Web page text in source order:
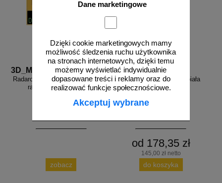
Dane marketingowe
Dzięki cookie marketingowych mamy
możliwość śledzenia ruchu użytkownika
na stronach internetowych, dzięki temu
możemy wyświetlać indywidualnie
dopasowane treści i reklamy oraz do
realizować funkcje społecznościowe.
Akceptuj wybrane
3D_MP-DP6
Radarowy wyświetlacz prędkości,
radar drogowy MP-DP6
zobacz
FR_338
Farba drogowa Kontur biała
5/7,5/15/33 kg
od 178,35 zł
145,00 zł netto
do koszyka